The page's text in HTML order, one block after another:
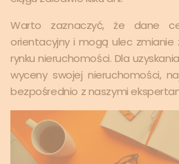
Warto zaznaczyć, że dane
orientacyjny i mogą ulec zmianie
rynku nieruchomości. Dla
wyceny swojej nieruchomości,
bezpośrednio z naszymi